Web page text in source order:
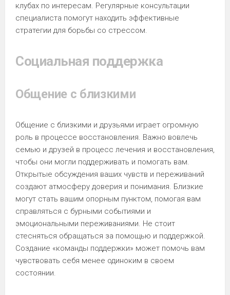
клубах по интересам. Регулярные консультации
специалиста помогут находить эффективные
стратегии для борьбы со стрессом.
Социальная поддержка
Общение с близкими
Общение с близкими и друзьями играет огромную
роль в процессе восстановления. Важно вовлечь
семью и друзей в процесс лечения и восстановления,
чтобы они могли поддерживать и помогать вам.
Открытые обсуждения ваших чувств и переживаний
создают атмосферу доверия и понимания. Близкие
могут стать вашим опорным пунктом, помогая вам
справляться с бурными событиями и
эмоциональными переживаниями. Не стоит
стесняться обращаться за помощью и поддержкой.
Создание «команды поддержки» может помочь вам
чувствовать себя менее одиноким в своем
состоянии.